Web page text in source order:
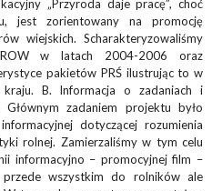
„Przyroda daje pracę”, choć
jest zorientowany na promocję
wiejskich. Scharakteryzowaliśmy
w latach 2004-2006 oraz
pakietów PRŚ ilustrując to w
kraju. B. Informacja o zadaniach i
zadaniem projektu było
dotyczącej rozumienia
rolnej. Zamierzaliśmy w tym celu
informacyjno – promocyjnej film –
wszystkim do rolników ale